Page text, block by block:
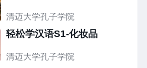
清迈大学孔子学院
轻松学汉语S1-化妆品
清迈大学孔子学院